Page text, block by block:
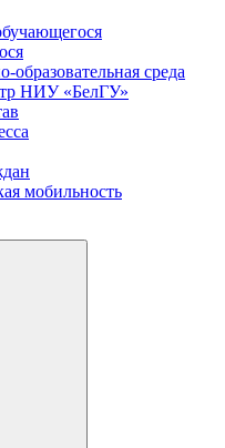
среда
НИУ «БелГУ»
мобильность